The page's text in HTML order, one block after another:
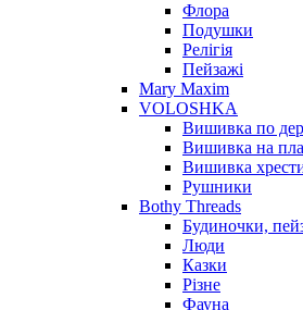
Флора
Подушки
Релігія
Пейзажі
Mary Maxim
VOLOSHKA
Вишивка по
Вишивка на
Вишивка
Рушники
Bothy Threads
Будиночки,
Люди
Казки
Різне
Фауна